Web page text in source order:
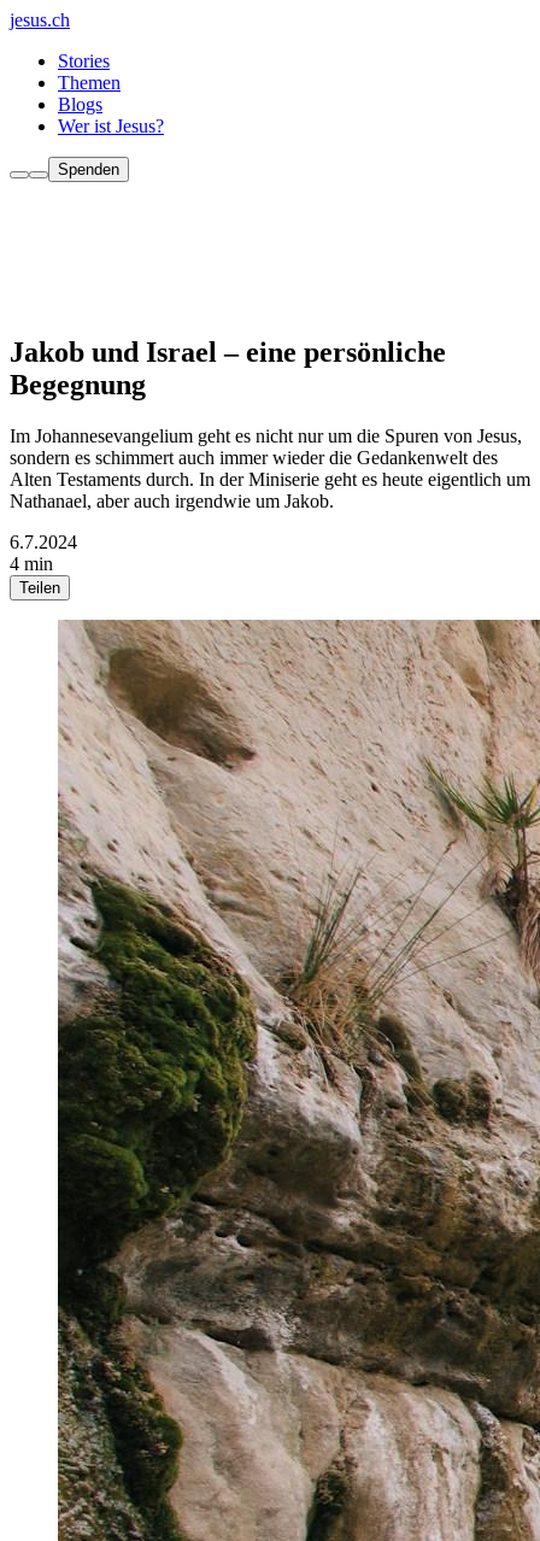
jesus.ch
Stories
Themen
Blogs
Wer ist Jesus?
Spenden
Jakob und Israel – eine persönliche
Begegnung
Im Johannesevangelium geht es nicht nur um die Spuren von Jesus,
sondern es schimmert auch immer wieder die Gedankenwelt des
Alten Testaments durch. In der Miniserie geht es heute eigentlich um
Nathanael, aber auch irgendwie um Jakob.
6.7.2024
4 min
Teilen